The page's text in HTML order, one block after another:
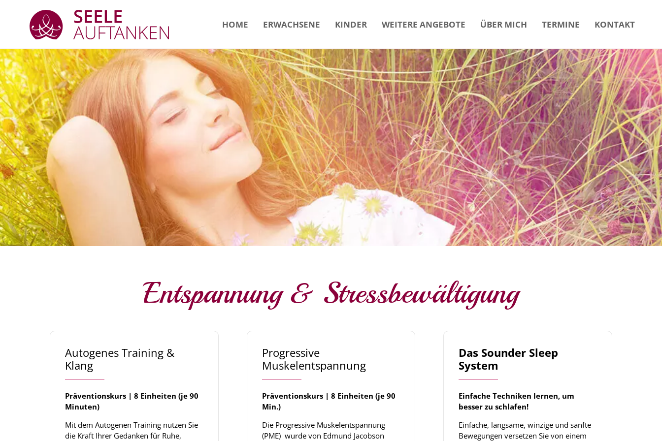
HOME ERWACHSENE KINDER WEITERE ANGEBOTE ÜBER MICH TERMINE KONTAKT
Entspannung & Stressbewältigung
Autogenes Training &
Klang
Präventionskurs | 8 Einheiten (je 90
Minuten)
Mit dem Autogenen Training nutzen Sie
die Kraft Ihrer Gedanken für Ruhe,
Progressive
Muskelentspannung
Präventionskurs | 8 Einheiten (je 90
Min.)
Die Progressive Muskelentspannung
(PME) wurde von Edmund Jacobson
Das Sounder Sleep
System
Einfache Techniken lernen, um
besser zu schlafen!
Einfache, langsame, winzige und sanfte
Bewegungen versetzen Sie von einem